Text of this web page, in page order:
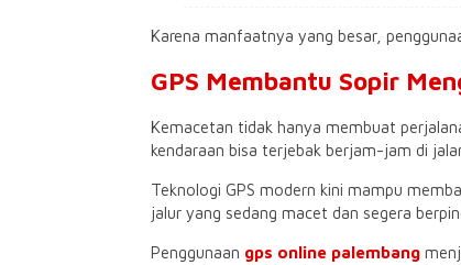
Karena manfaatnya yang besar,
GPS Membantu Sopir
Kemacetan tidak hanya membuat
kendaraan bisa terjebak berjam-jam di
Teknologi GPS modern kini mampu
jalur yang sedang macet dan segera
Penggunaan gps online palembang